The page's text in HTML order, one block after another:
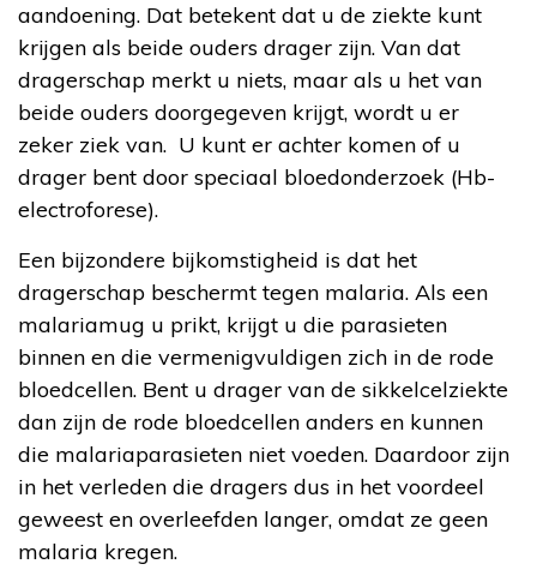
aandoening. Dat betekent dat u de ziekte kunt
krijgen als beide ouders drager zijn. Van dat
dragerschap merkt u niets, maar als u het van
beide ouders doorgegeven krijgt, wordt u er
zeker ziek van. U kunt er achter komen of u
drager bent door speciaal bloedonderzoek (Hb-
electroforese).
Een bijzondere bijkomstigheid is dat het
dragerschap beschermt tegen malaria. Als een
malariamug u prikt, krijgt u die parasieten
binnen en die vermenigvuldigen zich in de rode
bloedcellen. Bent u drager van de sikkelcelziekte
dan zijn de rode bloedcellen anders en kunnen
die malariaparasieten niet voeden. Daardoor zijn
in het verleden die dragers dus in het voordeel
geweest en overleefden langer, omdat ze geen
malaria kregen.